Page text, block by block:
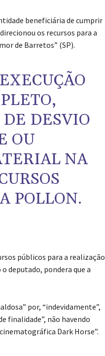
beneficiária de cumprir
os recursos para a
de Barretos” (SP).
DESVIO
OU
NA
POLLON.
públicos para a realização
deputado, pondera que a
por, “indevidamente”,
finalidade”, não havendo
Dark Horse”.